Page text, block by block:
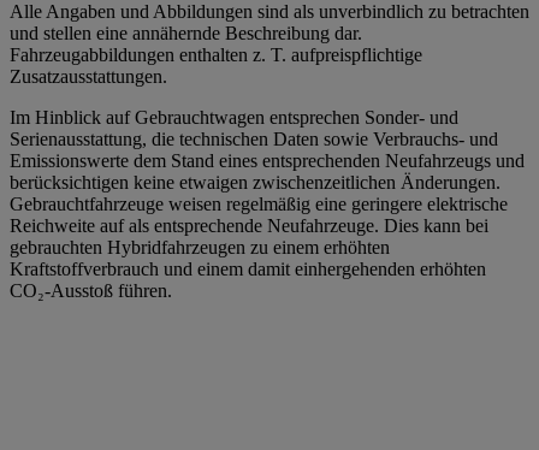
Alle Angaben und Abbildungen sind als unverbindlich zu betrachten
und stellen eine annähernde Beschreibung dar.
Fahrzeugabbildungen enthalten z. T. aufpreispflichtige
Zusatzausstattungen.
Im Hinblick auf Gebrauchtwagen entsprechen Sonder- und
Serienausstattung, die technischen Daten sowie Verbrauchs- und
Emissionswerte dem Stand eines entsprechenden Neufahrzeugs und
berücksichtigen keine etwaigen zwischenzeitlichen Änderungen.
Gebrauchtfahrzeuge weisen regelmäßig eine geringere elektrische
Reichweite auf als entsprechende Neufahrzeuge. Dies kann bei
gebrauchten Hybridfahrzeugen zu einem erhöhten
Kraftstoffverbrauch und einem damit einhergehenden erhöhten
CO₂-Ausstoß führen.